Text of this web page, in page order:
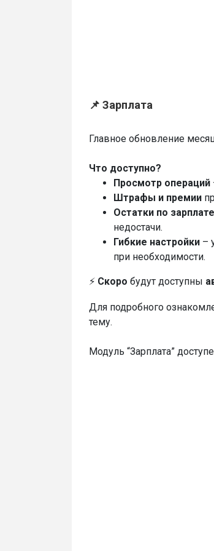
📌 Зарплата
Главное обновление
Что доступно?
Просмотр операций
Штрафы и премии
Остатки по зарплате
недостачи.
Гибкие настройки –
при необходимости.
⚡ Скоро будут доступны
Для подробного
тему.
Модуль “Зарплата”